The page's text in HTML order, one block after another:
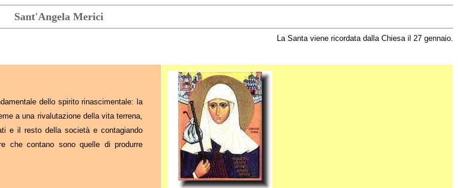
Sant'Angela Merici
La Santa viene ricordata dalla Chiesa il 27 gennaio.
dello spirito rinascimentale: la
a una rivalutazione della vita terrena,
e il resto della società e contagiando
che contano sono quelle di produrre